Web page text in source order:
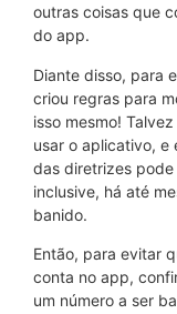
outras coisas que
do app.
Diante disso, para
criou regras para
isso mesmo!
usar o aplicativo, e
das diretrizes pode
inclusive, há até
banido.
Então, para evitar
conta no app,
um número a ser